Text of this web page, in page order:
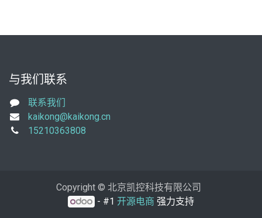
与我们联系
联系我们
kaikong@kaikong.cn
15210363808
Copyright © 北京凯控科技有限公司
- #1开源电商 强力支持